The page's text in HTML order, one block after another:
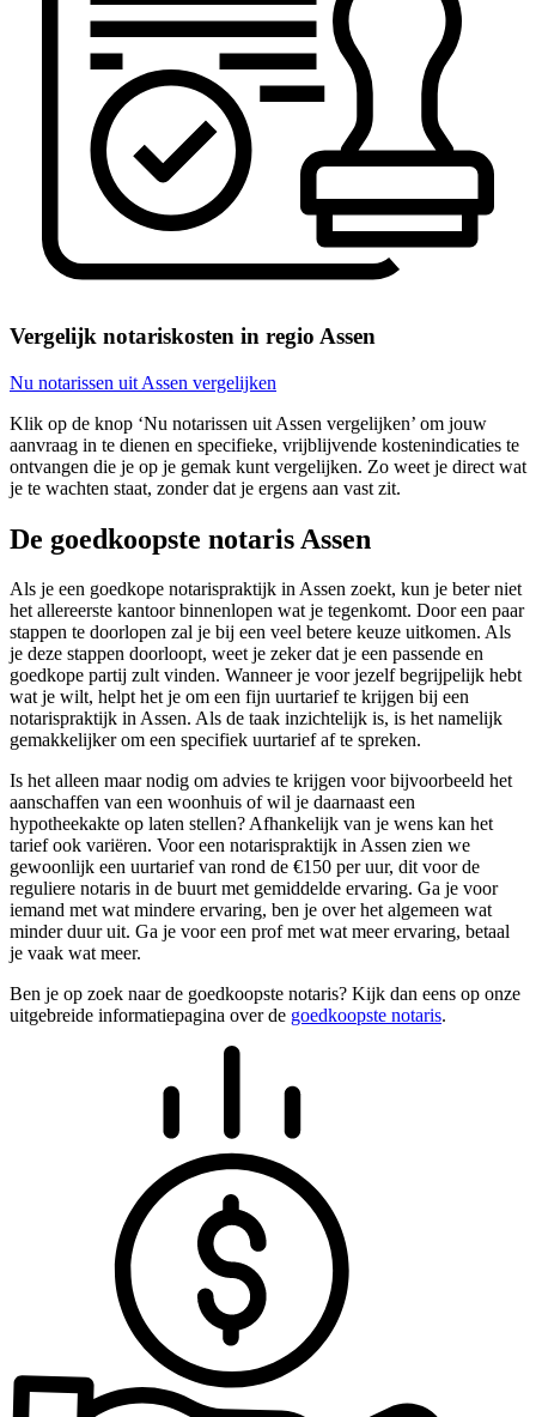
Vergelijk notariskosten in regio Assen
Nu notarissen uit Assen vergelijken
Klik op de knop ‘Nu notarissen uit Assen vergelijken’ om jouw
aanvraag in te dienen en specifieke, vrijblijvende kostenindicaties te
ontvangen die je op je gemak kunt vergelijken. Zo weet je direct wat
je te wachten staat, zonder dat je ergens aan vast zit.
De goedkoopste notaris Assen
Als je een goedkope notarispraktijk in Assen zoekt, kun je beter niet
het allereerste kantoor binnenlopen wat je tegenkomt. Door een paar
stappen te doorlopen zal je bij een veel betere keuze uitkomen. Als
je deze stappen doorloopt, weet je zeker dat je een passende en
goedkope partij zult vinden. Wanneer je voor jezelf begrijpelijk hebt
wat je wilt, helpt het je om een fijn uurtarief te krijgen bij een
notarispraktijk in Assen. Als de taak inzichtelijk is, is het namelijk
gemakkelijker om een specifiek uurtarief af te spreken.
Is het alleen maar nodig om advies te krijgen voor bijvoorbeeld het
aanschaffen van een woonhuis of wil je daarnaast een
hypotheekakte op laten stellen? Afhankelijk van je wens kan het
tarief ook variëren. Voor een notarispraktijk in Assen zien we
gewoonlijk een uurtarief van rond de €150 per uur, dit voor de
reguliere notaris in de buurt met gemiddelde ervaring. Ga je voor
iemand met wat mindere ervaring, ben je over het algemeen wat
minder duur uit. Ga je voor een prof met wat meer ervaring, betaal
je vaak wat meer.
Ben je op zoek naar de goedkoopste notaris? Kijk dan eens op onze
uitgebreide informatiepagina over de goedkoopste notaris.